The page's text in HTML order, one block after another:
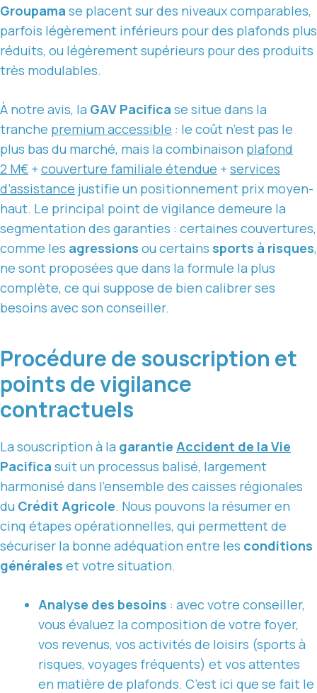
Groupama se placent sur des niveaux comparables,
parfois légèrement inférieurs pour des plafonds plus
réduits, ou légèrement supérieurs pour des produits
très modulables.
À notre avis, la GAV Pacifica se situe dans la
tranche premium accessible : le coût n’est pas le
plus bas du marché, mais la combinaison plafond
2 M€ + couverture familiale étendue + services
d’assistance justifie un positionnement prix moyen-
haut. Le principal point de vigilance demeure la
segmentation des garanties : certaines couvertures,
comme les agressions ou certains sports à risques,
ne sont proposées que dans la formule la plus
complète, ce qui suppose de bien calibrer ses
besoins avec son conseiller.
Procédure de souscription et
points de vigilance
contractuels
La souscription à la garantie Accident de la Vie
Pacifica suit un processus balisé, largement
harmonisé dans l’ensemble des caisses régionales
du Crédit Agricole. Nous pouvons la résumer en
cinq étapes opérationnelles, qui permettent de
sécuriser la bonne adéquation entre les conditions
générales et votre situation.
Analyse des besoins : avec votre conseiller,
vous évaluez la composition de votre foyer,
vos revenus, vos activités de loisirs (sports à
risques, voyages fréquents) et vos attentes
en matière de plafonds. C’est ici que se fait le